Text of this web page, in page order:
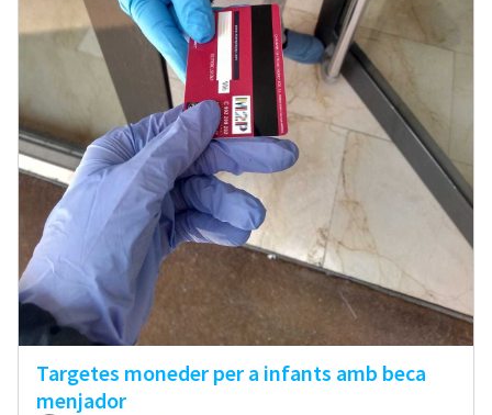
Targetes moneder per a infants amb beca
menjador